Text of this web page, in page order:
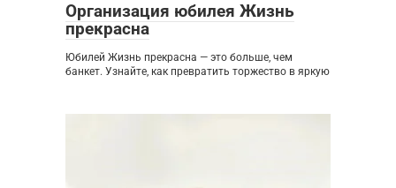
Организация юбилея Жизнь
прекрасна
Юбилей Жизнь прекрасна — это больше, чем
банкет. Узнайте, как превратить торжество в яркую